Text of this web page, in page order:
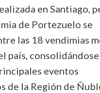
en Santiago,
de Portezuelo se
las 18 vendimias
país,
eventos
de la Región de